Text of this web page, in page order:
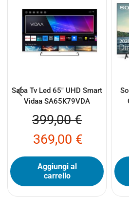
Saba Tv Led 65″ UHD Smart
Vidaa SA65K79VDA
399,00€
369,00 €
Aggiungi al
carrello